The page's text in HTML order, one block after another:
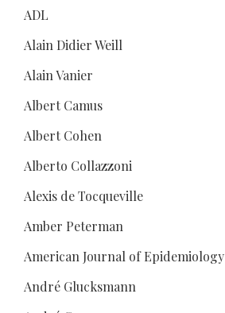
ADL
Alain Didier Weill
Alain Vanier
Albert Camus
Albert Cohen
Alberto Collazzoni
Alexis de Tocqueville
Amber Peterman
American Journal of Epidemiology
André Glucksmann